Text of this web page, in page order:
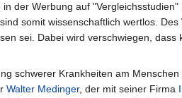
der Werbung auf
somit wissenschaftlich wertlos.
sei. Dabei wird verschwiegen,
schwerer Krankheiten am
Walter Medinger, der mit seiner Firma